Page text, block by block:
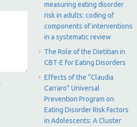
measuring eating disorder
risk in adults: coding of
components of interventions
in a systematic review
The Role of the Dietitian in
CBT-E for Eating Disorders
Effects of the “Claudia
Carraro” Universal
Prevention Program on
Eating Disorder Risk Factors
in Adolescents: A Cluster